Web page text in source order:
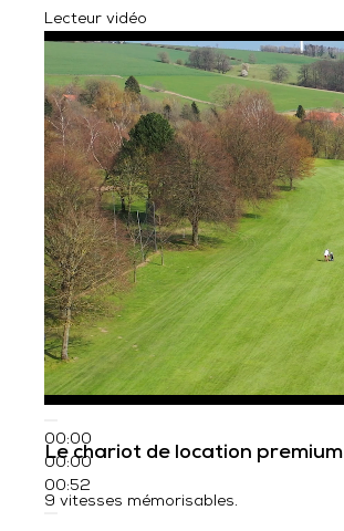
Lecteur vidéo
00:00
00:00
00:52
Le chariot de location premium
9 vitesses mémorisables.